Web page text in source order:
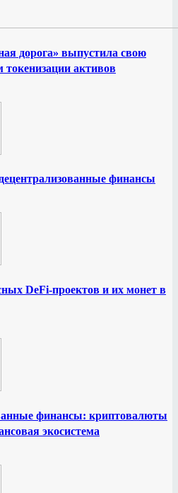
дорога» выпустила свою
активов
финансы
DeFi-проектов и их монет в
финансы: криптовалюты
экосистема